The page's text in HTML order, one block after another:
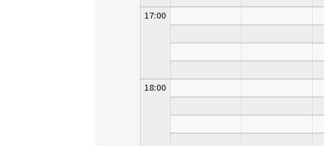
17:00
18:00